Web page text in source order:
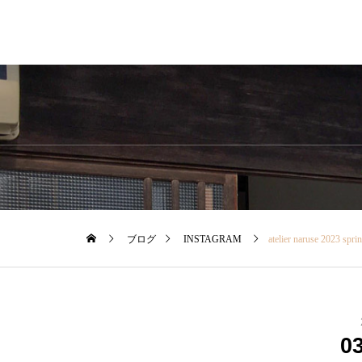
ブログ INSTAGRAM atelier naruse 2023 spring & summerあたらしい、はるなつのふく、ご縁があってこの春よりお取り扱いがはじまりました！・本日はボーダー好きスタッフKが発送を待ち